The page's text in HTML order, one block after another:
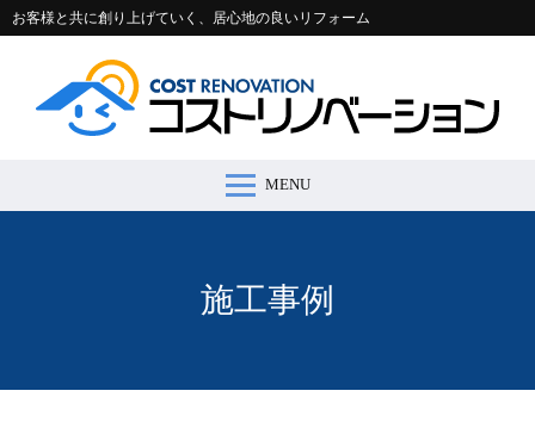
お客様と共に創り上げていく、居心地の良いリフォーム
MENU
施工事例